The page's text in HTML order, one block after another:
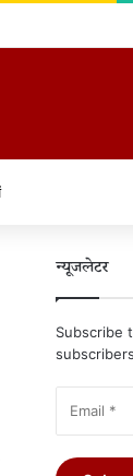
न्यूजलेटर
Subscribe